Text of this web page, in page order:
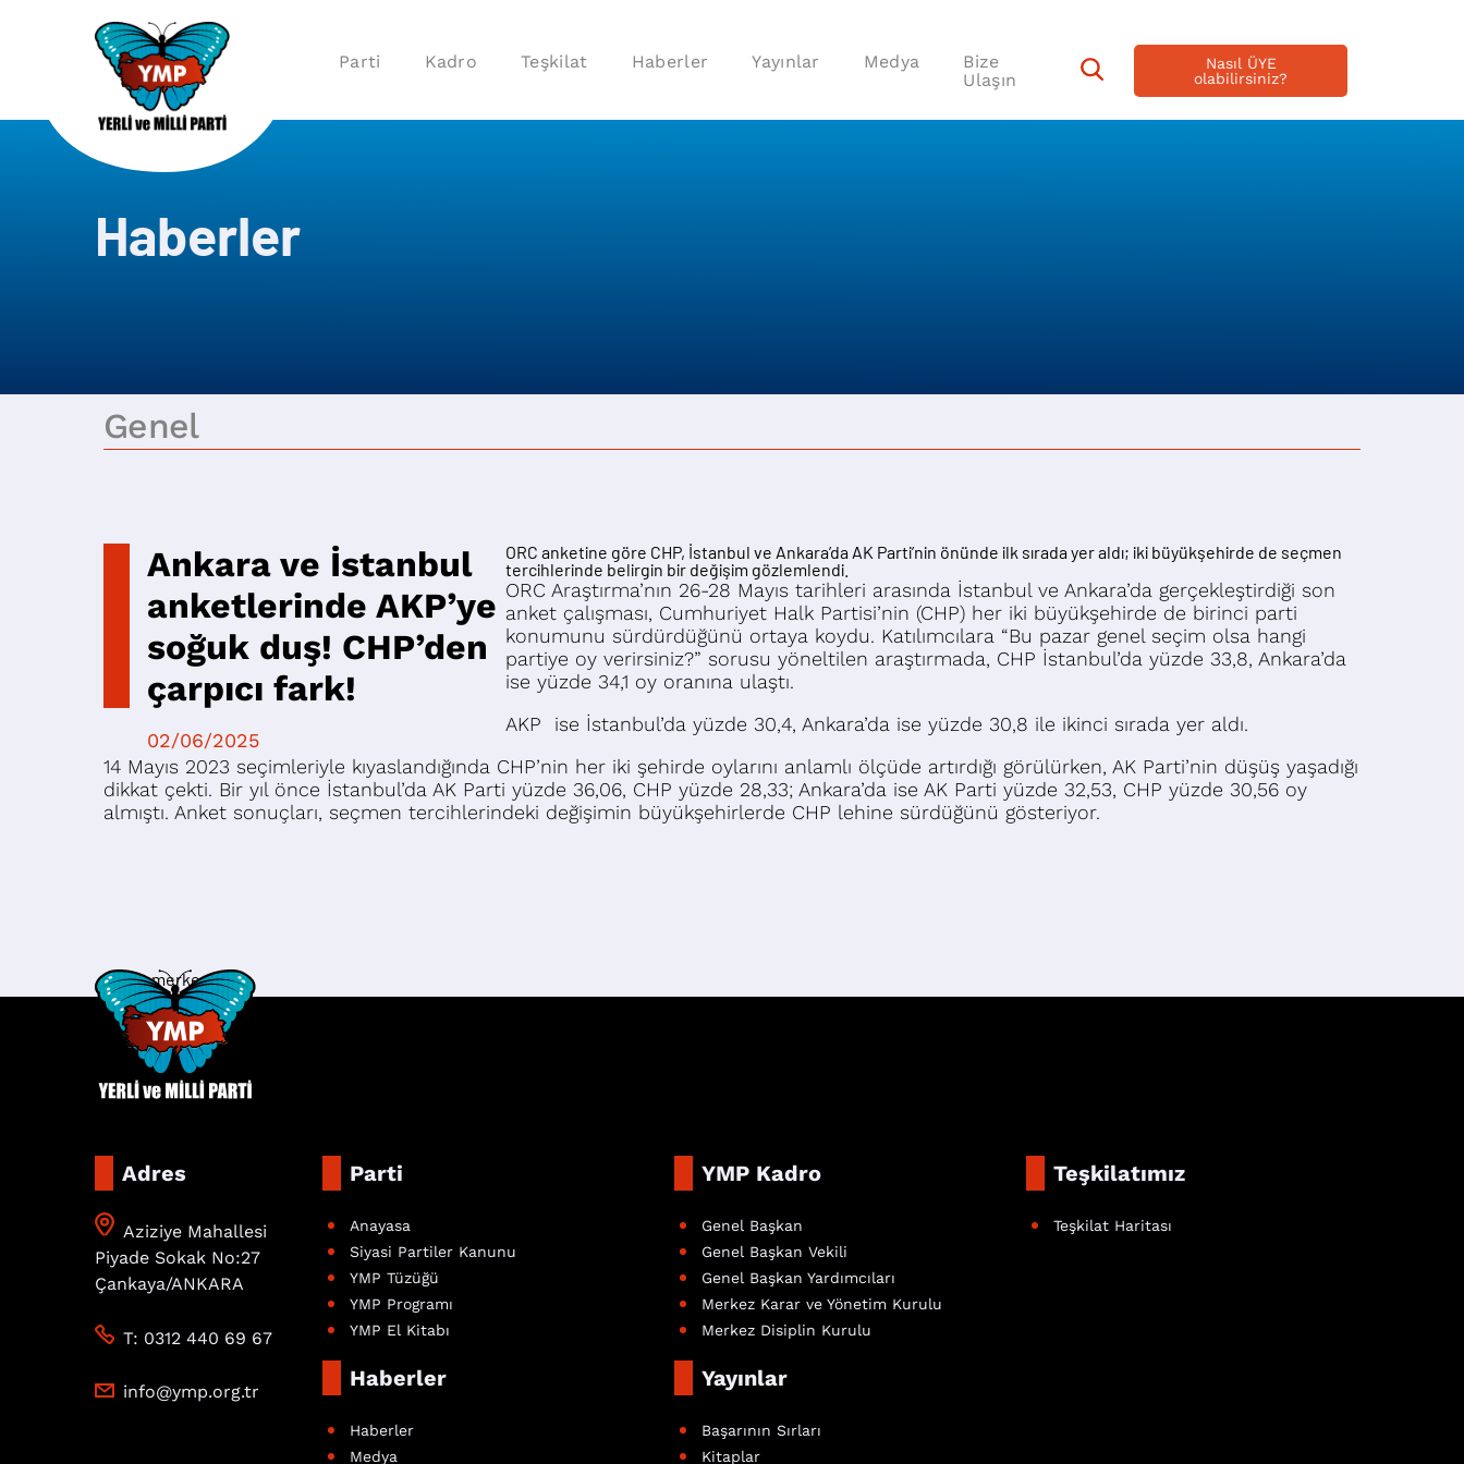
Parti Kadro Teşkilat Haberler Yayınlar Medya
Bize
Ulaşın
Nasıl ÜYE
olabilirsiniz?
Haberler
Genel
Ankara ve İstanbul
anketlerinde AKP’ye
soğuk duş! CHP’den
çarpıcı fark!
02/06/2025
ORC anketine göre CHP, İstanbul ve Ankara’da AK Parti’nin önünde ilk sırada yer aldı; iki büyükşehirde de seçmen
tercihlerinde belirgin bir değişim gözlemlendi.
ORC Araştırma’nın 26-28 Mayıs tarihleri arasında İstanbul ve Ankara’da gerçekleştirdiği son
anket çalışması, Cumhuriyet Halk Partisi’nin (CHP) her iki büyükşehirde de birinci parti
konumunu sürdürdüğünü ortaya koydu. Katılımcılara “Bu pazar genel seçim olsa hangi
partiye oy verirsiniz?” sorusu yöneltilen araştırmada, CHP İstanbul’da yüzde 33,8, Ankara’da
ise yüzde 34,1 oy oranına ulaştı.
AKP ise İstanbul’da yüzde 30,4, Ankara’da ise yüzde 30,8 ile ikinci sırada yer aldı.
14 Mayıs 2023 seçimleriyle kıyaslandığında CHP’nin her iki şehirde oylarını anlamlı ölçüde artırdığı görülürken, AK Parti’nin düşüş yaşadığı
dikkat çekti. Bir yıl önce İstanbul’da AK Parti yüzde 36,06, CHP yüzde 28,33; Ankara’da ise AK Parti yüzde 32,53, CHP yüzde 30,56 oy
almıştı. Anket sonuçları, seçmen tercihlerindeki değişimin büyükşehirlerde CHP lehine sürdüğünü gösteriyor.
haber merkezi
Adres
Aziziye Mahallesi
Piyade Sokak No:27
Çankaya/ANKARA
T: 0312 440 69 67
info@ymp.org.tr
Parti
Anayasa
Siyasi Partiler Kanunu
YMP Tüzüğü
YMP Programı
YMP El Kitabı
YMP Kadro
Genel Başkan
Genel Başkan Vekili
Genel Başkan Yardımcıları
Merkez Karar ve Yönetim Kurulu
Merkez Disiplin Kurulu
Teşkilatımız
Teşkilat Haritası
Haberler
Haberler
Medya
Yayınlar
Başarının Sırları
Kitaplar